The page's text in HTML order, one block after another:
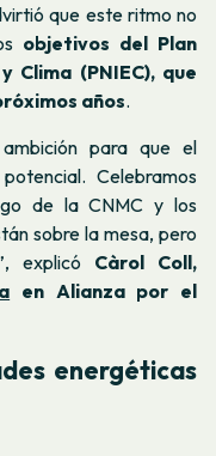
que este ritmo no
objetivos del Plan
Clima (PNIEC), que
años.
para que el
Celebramos
de la CNMC y los
sobre la mesa, pero
explicó Càrol Coll,
en Alianza por el
energéticas